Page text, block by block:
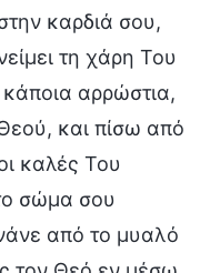
καρδιά σου,
τη χάρη Του
αρρώστια,
και πίσω από
καλές Του
σώμα σου
από το μυαλό